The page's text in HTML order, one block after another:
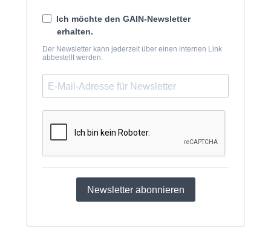
Ich möchte den GAIN-Newsletter
erhalten.
Der Newsletter kann jederzeit über einen internen Link
abbestellt werden.
Newsletter abonnieren